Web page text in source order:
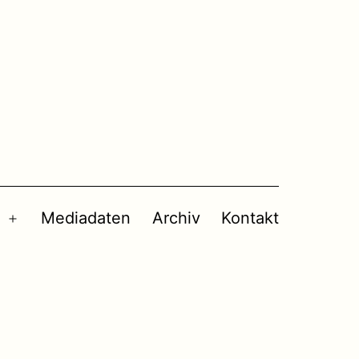
Menü
Mediadaten Archiv Kontakt